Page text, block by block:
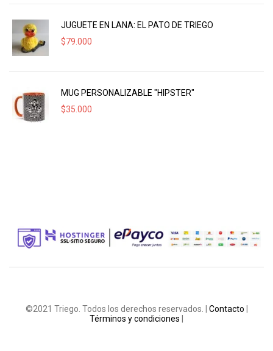
JUGUETE EN LANA: EL PATO DE TRIEGO
$79.000
MUG PERSONALIZABLE "HIPSTER"
$35.000
©2021 Triego. Todos los derechos reservados. | Contacto
Términos y condiciones